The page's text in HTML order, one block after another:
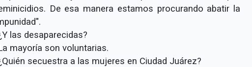
De esa manera estamos procurando abatir la
las desaparecidas?
mayoría son voluntarias.
secuestra a las mujeres en Ciudad Juárez?